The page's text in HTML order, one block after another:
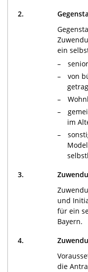
2.
ein
von
im
3.
und
für ein
Bayern.
4.
die